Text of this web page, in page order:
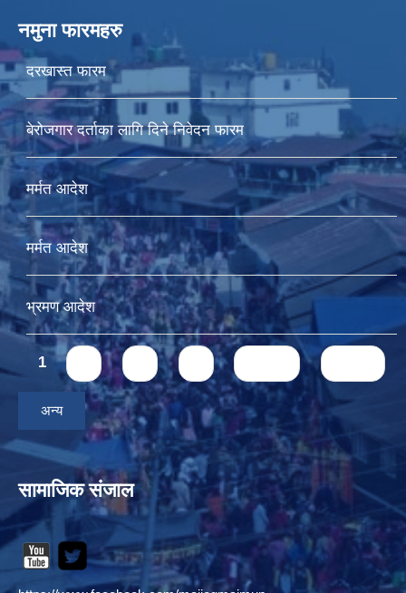
नमुना फारमहरु
दरखास्त फारम
बेरोजगार दर्ताका लागि दिने निवेदन फारम
मर्मत आदेश
मर्मत आदेश
भ्रमण आदेश
Pages
1
अन्य
सामाजिक संजाल